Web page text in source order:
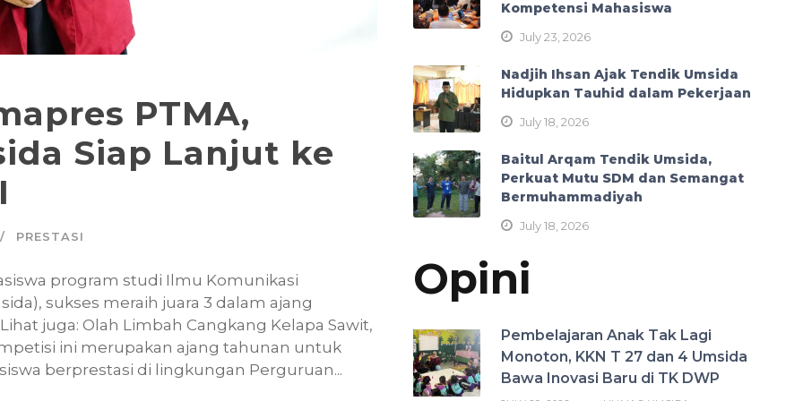
PTMA,
Siap Lanjut ke
PRESTASI
program studi Ilmu Komunikasi
sukses meraih juara 3 dalam ajang
juga: Olah Limbah Cangkang Kelapa Sawit,
ini merupakan ajang tahunan untuk
berprestasi di lingkungan Perguruan...
Kompetensi Mahasiswa
July 23, 2026
Nadjih Ihsan Ajak Tendik Umsida
Hidupkan Tauhid dalam Pekerjaan
July 18, 2026
Baitul Arqam Tendik Umsida,
Perkuat Mutu SDM dan Semangat
Bermuhammadiyah
July 18, 2026
Opini
Pembelajaran Anak Tak Lagi
Monoton, KKN T 27 dan 4 Umsida
Bawa Inovasi Baru di TK DWP